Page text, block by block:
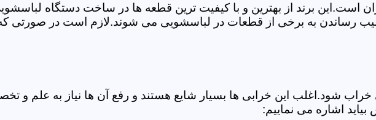
است.این برند از بهترین و با کیفیت ترین قطعه ها در ساخت دستگاه
رساندن به برخی از قطعات در لباسشویی می شوند.لازم است در صورتی که
شود.اغلب این خرابی ها بسیار شایع هستند و رفع آن ها نیاز به علم و تخصص
اشاره می نماییم: